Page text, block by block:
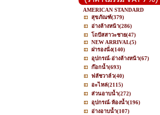
AMERICAN STANDARD
สุขภัณฑ์(379)
อ่างล้างหน้า(286)
โถปัสสาวะชาย(47)
NEW ARRIVAL(5)
ฝารองนั่ง(140)
อุปกรณ์-อ่างล้างหน้า(67)
ก๊อกน้ำ(693)
ฟลัชวาล์ว(40)
อะไหล่(2115)
ส่วนอาบน้ำ(272)
อุปกรณ์-ห้องน้ำ(196)
อ่างอาบน้ำ(107)